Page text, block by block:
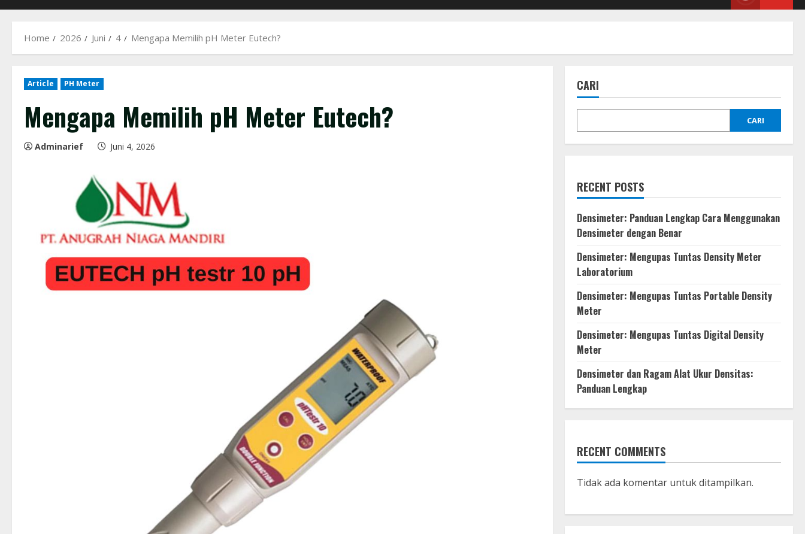
Home 2026 Juni 4 Mengapa Memilih pH Meter Eutech?
Article PH Meter
Mengapa Memilih pH Meter Eutech?
Adminarief Juni 4, 2026
CARI
CARI
RECENT POSTS
Densimeter: Panduan Lengkap Cara Menggunakan
Densimeter dengan Benar
Densimeter: Mengupas Tuntas Density Meter
Laboratorium
Densimeter: Mengupas Tuntas Portable Density
Meter
Densimeter: Mengupas Tuntas Digital Density
Meter
Densimeter dan Ragam Alat Ukur Densitas:
Panduan Lengkap
RECENT COMMENTS
Tidak ada komentar untuk ditampilkan.